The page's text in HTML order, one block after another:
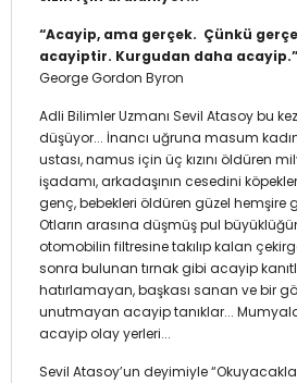
“Acayip, ama gerçek. Çünkü
acayiptir. Kurgudan daha acayip.”
George Gordon Byron
Adli Bilimler Uzmanı Sevil Atasoy bu
düşüyor... İnancı uğruna masum
ustası, namus için üç kızını öldüren
işadamı, arkadaşının cesedini
genç, bebekleri öldüren güzel hemşire
Otların arasına düşmüş pul
otomobilin filtresine takılıp kalan
sonra bulunan tırnak gibi acayip
hatırlamayan, başkası sanan ve bir
unutmayan acayip tanıklar...
acayip olay yerleri...
Sevil Atasoy’un deyimiyle